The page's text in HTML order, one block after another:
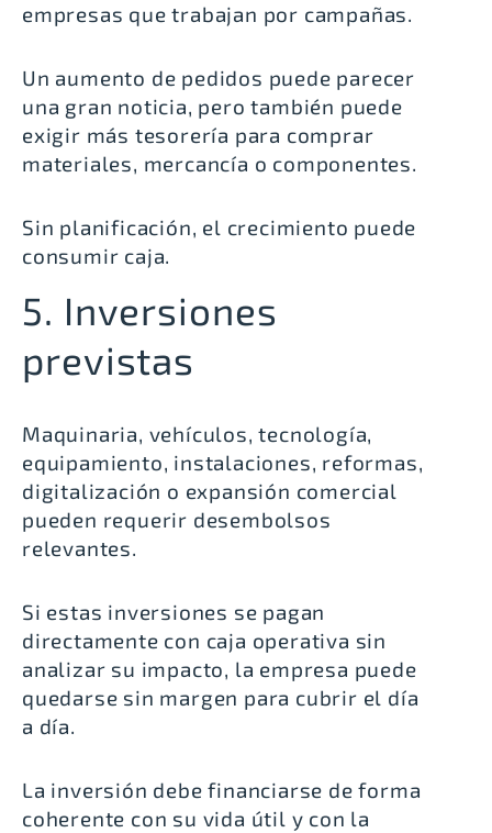
empresas que trabajan por campañas.
Un aumento de pedidos puede parecer
una gran noticia, pero también puede
exigir más tesorería para comprar
materiales, mercancía o componentes.
Sin planificación, el crecimiento puede
consumir caja.
5. Inversiones
previstas
Maquinaria, vehículos, tecnología,
equipamiento, instalaciones, reformas,
digitalización o expansión comercial
pueden requerir desembolsos
relevantes.
Si estas inversiones se pagan
directamente con caja operativa sin
analizar su impacto, la empresa puede
quedarse sin margen para cubrir el día
a día.
La inversión debe financiarse de forma
coherente con su vida útil y con la